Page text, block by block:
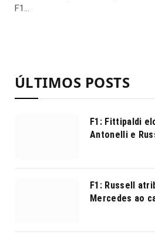
F1…
ÚLTIMOS POSTS
F1: Fittipaldi
Antonelli e
F1: Russell
Mercedes ao